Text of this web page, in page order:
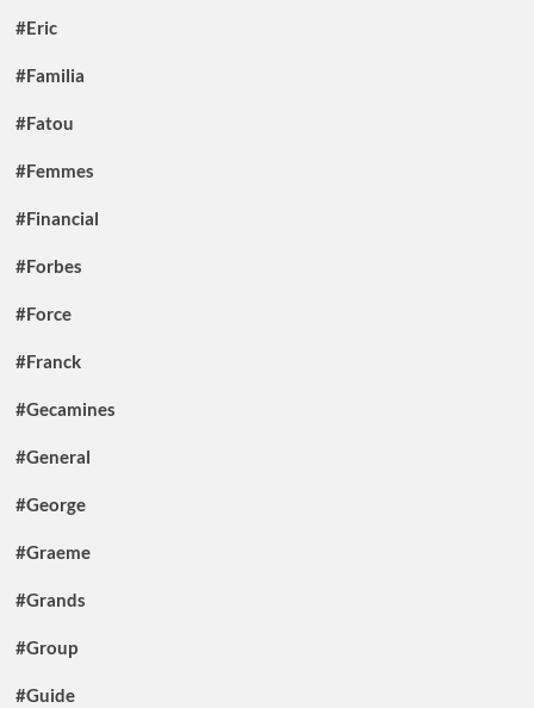
#Eric
#Familia
#Fatou
#Femmes
#Financial
#Forbes
#Force
#Franck
#Gecamines
#General
#George
#Graeme
#Grands
#Group
#Guide